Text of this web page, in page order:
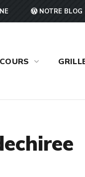
NOTRE BLOG